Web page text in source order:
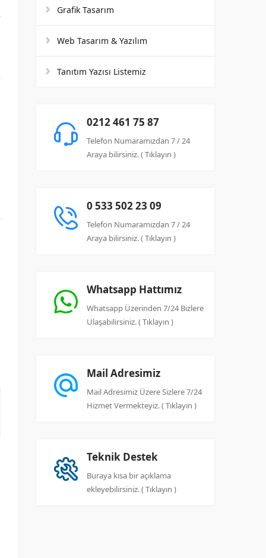
Grafik Tasarım
Web Tasarım & Yazılım
Tanıtım Yazısı Listemiz
0212 461 75 87
Telefon Numaramızdan 7 / 24
Araya bilirsiniz. ( Tıklayın )
0 533 502 23 09
Telefon Numaramızdan 7 / 24
Araya bilirsiniz. ( Tıklayın )
Whatsapp Hattımız
Whatsapp Üzerinden 7/24 Bizlere
Ulaşabilirsiniz. ( Tıklayın )
Mail Adresimiz
Mail Adresimiz Üzere Sizlere 7/24
Hizmet Vermekteyiz. ( Tıklayın )
Teknik Destek
Buraya kısa bir açıklama
ekleyebilirsiniz. ( Tıklayın )